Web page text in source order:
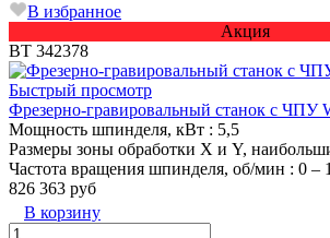
В избранное
Акция
ВТ 342378
Быстрый просмотр
Фрезерно-гравировальный станок с ЧПУ
Мощность шпинделя, кВт : 5,5
Размеры зоны обработки X и Y,
Частота вращения шпинделя, об/мин : 0 –
826 363 руб
В корзину